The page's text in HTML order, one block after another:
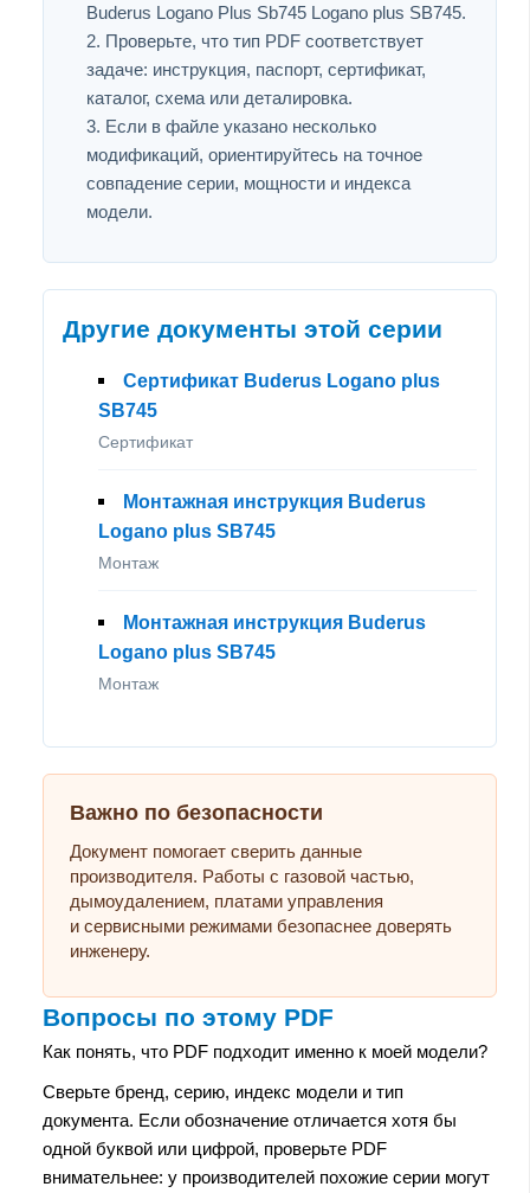
Buderus Logano Plus Sb745 Logano plus SB745.
Проверьте, что тип PDF соответствует
задаче: инструкция, паспорт, сертификат,
каталог, схема или деталировка.
Если в файле указано несколько
модификаций, ориентируйтесь на точное
совпадение серии, мощности и индекса
модели.
Другие документы этой серии
Сертификат Buderus Logano plus
SB745
Сертификат
Монтажная инструкция Buderus
Logano plus SB745
Монтаж
Монтажная инструкция Buderus
Logano plus SB745
Монтаж
Важно по безопасности
Документ помогает сверить данные
производителя. Работы с газовой частью,
дымоудалением, платами управления
и сервисными режимами безопаснее доверять
инженеру.
Вопросы по этому PDF
Как понять, что PDF подходит именно к моей модели?
Сверьте бренд, серию, индекс модели и тип
документа. Если обозначение отличается хотя бы
одной буквой или цифрой, проверьте PDF
внимательнее: у производителей похожие серии могут